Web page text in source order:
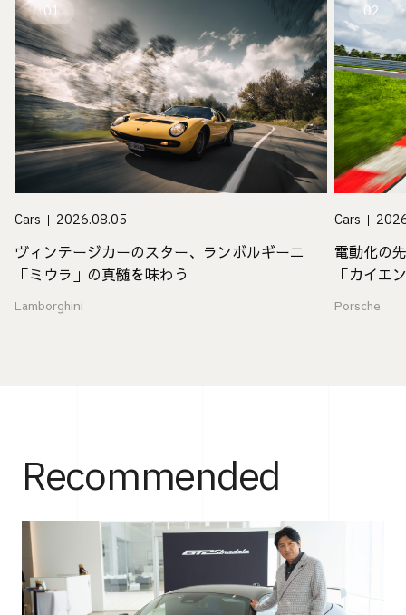
01
Cars 2026.08.05
ヴィンテージカーのスター、ランボルギーニ
「ミウラ」の真髄を味わう
Lamborghini
02
Cars
電動化の
「カイエ
Porsche
Recommended